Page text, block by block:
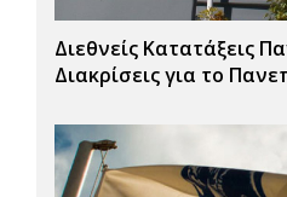
Διεθνείς Κατατάξεις
Διακρίσεις για το